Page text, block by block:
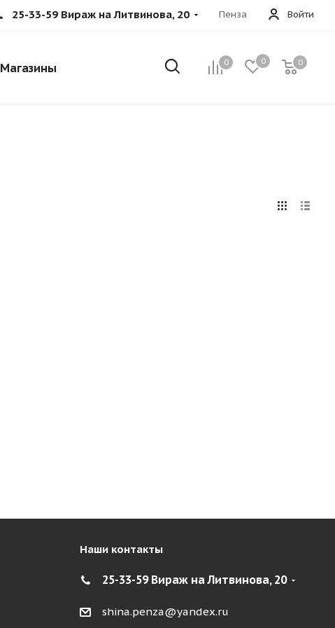
Войти
Пенза
25-33-59 Вираж на Литвинова, 20
0 0 0
Магазины
Наши контакты
25-33-59 Вираж на Литвинова, 20
shina.penza@yandex.ru